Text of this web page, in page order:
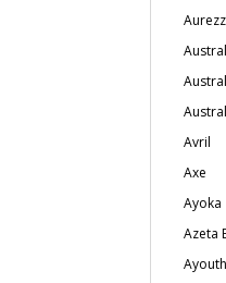
Avril
Axe
Ayoka
Azeta